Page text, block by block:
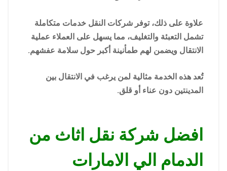
علاوة على ذلك، توفر شركات النقل خدمات متكاملة
تشمل التعبئة والتغليف، مما يسهل على العملاء عملية
الانتقال ويضمن لهم طمأنينة أكبر حول سلامة عفشهم.
تُعد هذه الخدمة مثالية لمن يرغب في الانتقال بين
المدينتين دون عناء أو قلق.
افضل شركة نقل اثاث من
الدمام الي الامارات